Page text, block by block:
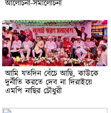
আলোচনা-সমালোচনা
আমি যতদিন বেঁচে আছি, কাউকে
দুর্নীতি করতে দেব না দিরাইয়ে
এমপি নাছির চৌধুরী